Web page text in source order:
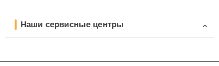
Наши сервисные центры